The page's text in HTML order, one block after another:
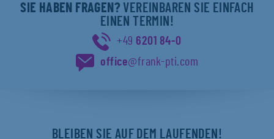
SIE HABEN FRAGEN? VEREINBAREN SIE EINFACH
EINEN TERMIN!
+49 6201 84-0
office@frank-pti.com
BLEIBEN SIE AUF DEM LAUFENDEN!